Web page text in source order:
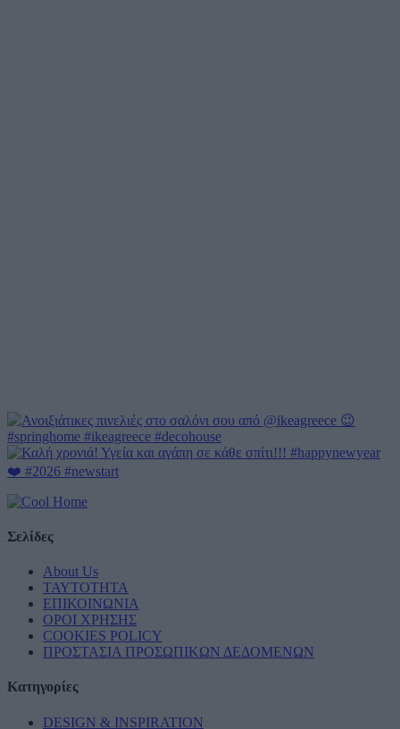
Σελίδες
About Us
ΤΑΥΤΟΤΗΤΑ
ΕΠΙΚΟΙΝΩΝΙΑ
ΟΡΟΙ ΧΡΗΣΗΣ
COOKIES POLICY
ΠΡΟΣΤΑΣΙΑ ΠΡΟΣΩΠΙΚΩΝ ΔΕΔΟΜΕΝΩΝ
Κατηγορίες
DESIGN & INSPIRATION